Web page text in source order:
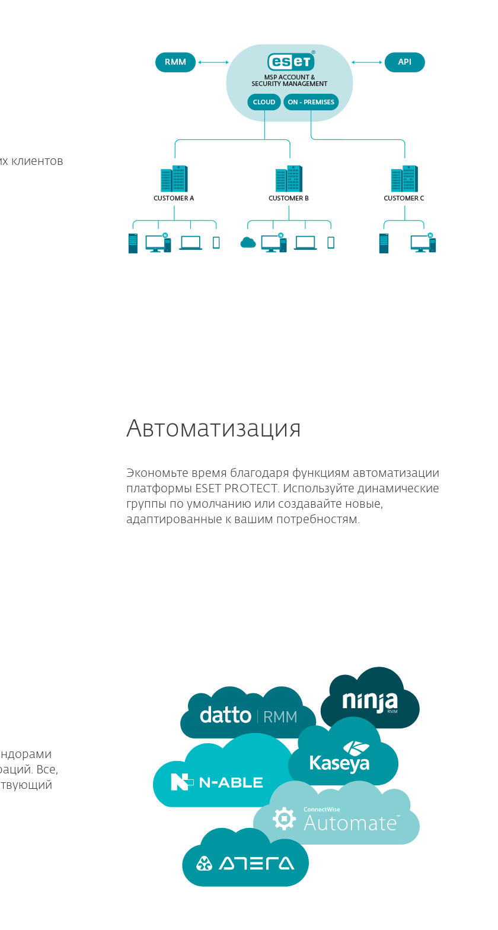
клиентов
Автоматизация
Экономьте время благодаря функциям автоматизации
платформы ESET PROTECT. Используйте динамические
группы по умолчанию или создавайте новые,
адаптированные к вашим потребностям.
Все,